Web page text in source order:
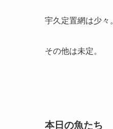
宇久定置網は少々。
その他は未定。
本日の魚たち